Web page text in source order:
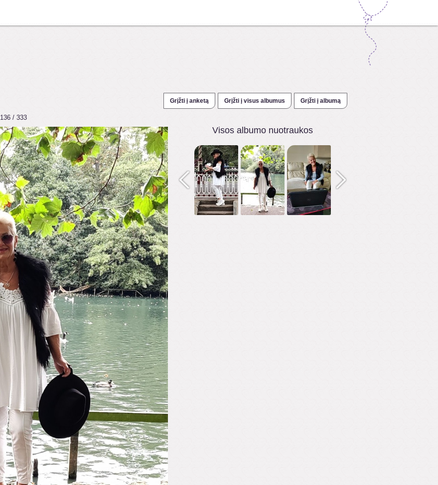
Grįžti į anketą Grįžti į visus albumus Grįžti į albumą
136 / 333
Visos albumo nuotraukos